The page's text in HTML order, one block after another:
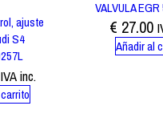
ajuste
S4
IVA inc.
VALVULA
€ 27.00
Añadir al